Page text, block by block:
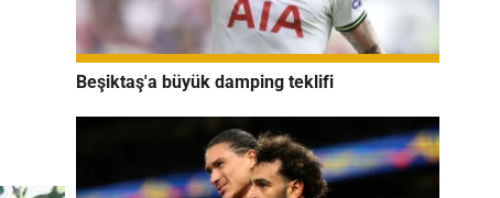
Beşiktaş'a büyük damping teklifi